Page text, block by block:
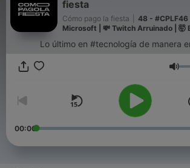
fiesta
Cómo pago la fiesta
48 - #CPLF46
Microsoft | 💸 Twitch Arruinado | 🤯
Lo último en #tecnología de manera
00:00